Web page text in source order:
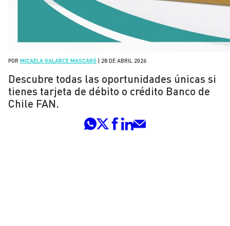
POR MICAELA GALARCE MASCARÓ 28 DE ABRIL 2026
Descubre todas las oportunidades únicas si
tienes tarjeta de débito o crédito Banco de
Chile FAN.